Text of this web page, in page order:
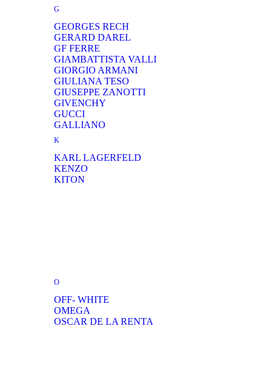
G
GEORGES RECH
GERARD DAREL
GF FERRE
GIAMBATTISTA VALLI
GIORGIO ARMANI
GIULIANA TESO
GIUSEPPE ZANOTTI
GIVENCHY
GUCCI
GALLIANO
K
KARL LAGERFELD
KENZO
KITON
O
OFF- WHITE
OMEGA
OSCAR DE LA RENTA